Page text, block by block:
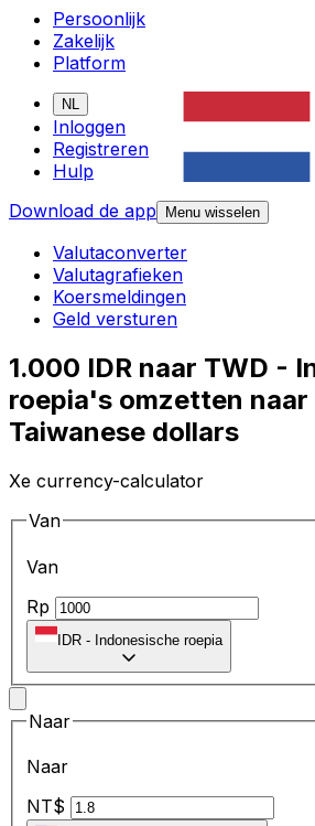
Persoonlijk
Zakelijk
Platform
NL
Inloggen
Registreren
Hulp
Download de app
Menu wisselen
Valutaconverter
Valutagrafieken
Koersmeldingen
Geld versturen
1.000 IDR naar TWD -
roepia's omzetten naar
Taiwanese dollars
Xe currency-calculator
Van
Van
Rp
IDR - Indonesische roepia
Naar
Naar
NT$